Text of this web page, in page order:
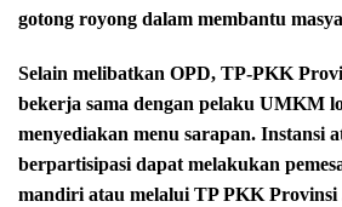
gotong royong dalam membantu
Selain melibatkan OPD, TP-PKK
bekerja sama dengan pelaku UMKM
menyediakan menu sarapan. Instansi
berpartisipasi dapat melakukan
mandiri atau melalui TP PKK Provinsi